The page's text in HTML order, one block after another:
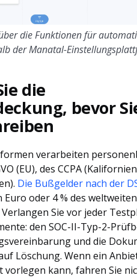
die Funktionen für
der Manatal-
die
bevor
verarbeiten
(EU), des CCPA
Die Bußgelder nach der
oder 4 % des weltweiten
Sie vor jeder
den SOC-II-Typ-2-
und die
Löschung. Wenn ein
kann, fahren Sie